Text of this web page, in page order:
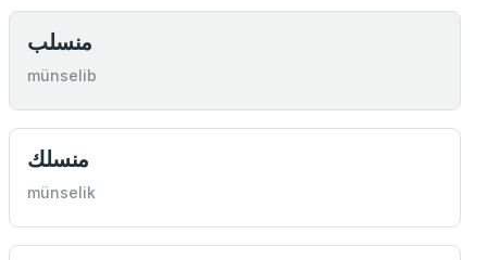
منسلب
münselib
منسلك
münselik